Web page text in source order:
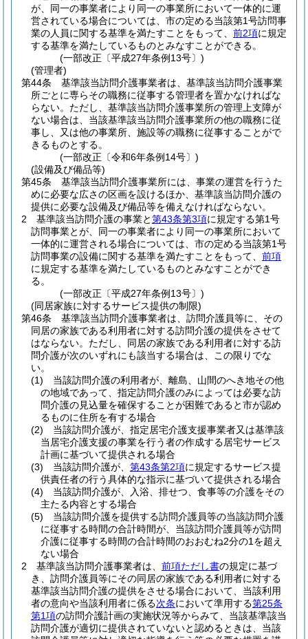
が、同一の事業者により同一の事業所において一体的に運
営されている場合については、市の定める当該第1号訪問事
業の人員に関する基準を満たすことをもって、 前2項に規定
する基準を満たしているものとみなすことができる。
(一部改正〔平成27年条例13号〕)
(管理者)
第44条
基準該当訪問介護事業者は、基準該当訪問介護事業
所ごとに専らその職務に従事する管理者を置かなければな
らない。 ただし、基準該当訪問介護事業所の管理上支障が
ない場合は、当該基準該当訪問介護事業所の他の職務に従
事し、又は他の事業所、施設等の職務に従事することがで
きるものとする。
(一部改正〔令和6年条例14号〕)
(設備及び備品等)
第45条
基準該当訪問介護事業所には、事業の運営を行うた
めに必要な広さの区画を設けるほか、基準該当訪問介護の
提供に必要な設備及び備品等を備えなければならない。
2
基準該当訪問介護の事業と第43条第3項に規定する第1号
訪問事業とが、同一の事業者により同一の事業所において
一体的に運営される場合については、市の定める当該第1号
訪問事業の設備に関する基準を満たすことをもって、 前項
に規定する基準を満たしているものとみなすことができ
る。
(一部改正〔平成27年条例13号〕)
(同居家族に対するサービス提供の制限)
第46条
基準該当訪問介護事業者は、訪問介護員等に、その
同居の家族である利用者に対する訪問介護の提供をさせて
はならない。 ただし、同居の家族である利用者に対する訪
問介護が次のいずれにも該当する場合は、この限りでな
い。
(1)
当該訪問介護の利用者が、離島、山間のへき地その他
の地域であって、指定訪問介護のみによっては必要な訪
問介護の見込量を確保することが困難であると市が認め
るものに住所を有する場合
(2)
当該訪問介護が、指定居宅介護支援事業者又は基準該
当居宅介護支援の事業を行う者の作成する居宅サービス
計画に基づいて提供される場合
(3)
当該訪問介護が、 第43条第2項に規定するサービス提
供責任者の行う具体的な指示に基づいて提供される場合
(4)
当該訪問介護が、入浴、排せつ、食事等の介護をその
主たる内容とする場合
(5)
当該訪問介護を提供する訪問介護員等の当該訪問介護
に従事する時間の合計時間が、当該訪問介護員等が訪問
介護に従事する時間の合計時間のおおむね2分の1を超え
ない場合
2
基準該当訪問介護事業者は、 前項ただし書の規定に基づ
き、訪問介護員等にその同居の家族である利用者に対する
基準該当訪問介護の提供をさせる場合において、当該利用
者の意向や当該利用者に係る次条において準用する第25条
第1項の訪問介護計画の実施状況等からみて、当該基準該当
訪問介護が適切に提供されていないと認めるときは、当該